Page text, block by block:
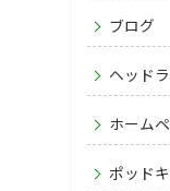
ブログ
ヘッド
ホーム
ポッド